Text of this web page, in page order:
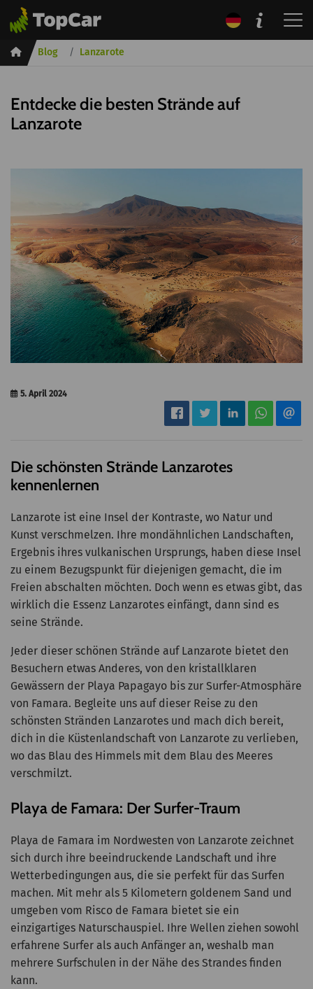
InicioBlog Lanzarote
Entdecke die besten Strände auf
Lanzarote
5. April 2024
Die schönsten Strände Lanzarotes
kennenlernen
Lanzarote ist eine Insel der Kontraste, wo Natur und
Kunst verschmelzen. Ihre mondähnlichen Landschaften,
Ergebnis ihres vulkanischen Ursprungs, haben diese Insel
zu einem Bezugspunkt für diejenigen gemacht, die im
Freien abschalten möchten. Doch wenn es etwas gibt, das
wirklich die Essenz Lanzarotes einfängt, dann sind es
seine Strände.
Jeder dieser schönen Strände auf Lanzarote bietet den
Besuchern etwas Anderes, von den kristallklaren
Gewässern der Playa Papagayo bis zur Surfer-Atmosphäre
von Famara. Begleite uns auf dieser Reise zu den
schönsten Stränden Lanzarotes und mach dich bereit,
dich in die Küstenlandschaft von Lanzarote zu verlieben,
wo das Blau des Himmels mit dem Blau des Meeres
verschmilzt.
Playa de Famara: Der Surfer-Traum
Playa de Famara im Nordwesten von Lanzarote zeichnet
sich durch ihre beeindruckende Landschaft und ihre
Wetterbedingungen aus, die sie perfekt für das Surfen
machen. Mit mehr als 5 Kilometern goldenem Sand und
umgeben vom Risco de Famara bietet sie ein
einzigartiges Naturschauspiel. Ihre Wellen ziehen sowohl
erfahrene Surfer als auch Anfänger an, weshalb man
mehrere Surfschulen in der Nähe des Strandes finden
kann.